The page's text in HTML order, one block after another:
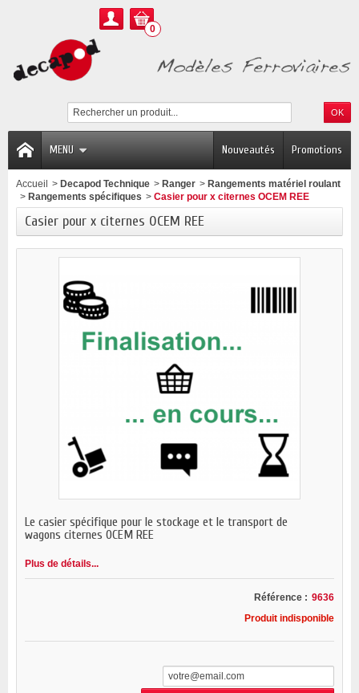
0
MENU Promotions
Nouveautés
Accueil > Decapod Technique > Ranger > Rangements matériel roulant
> Rangements spécifiques > Casier pour x citernes OCEM REE
Casier pour x citernes OCEM REE
Le casier spécifique pour le stockage et le transport de
wagons citernes OCEM REE
Plus de détails...
Référence : 9636
Produit indisponible